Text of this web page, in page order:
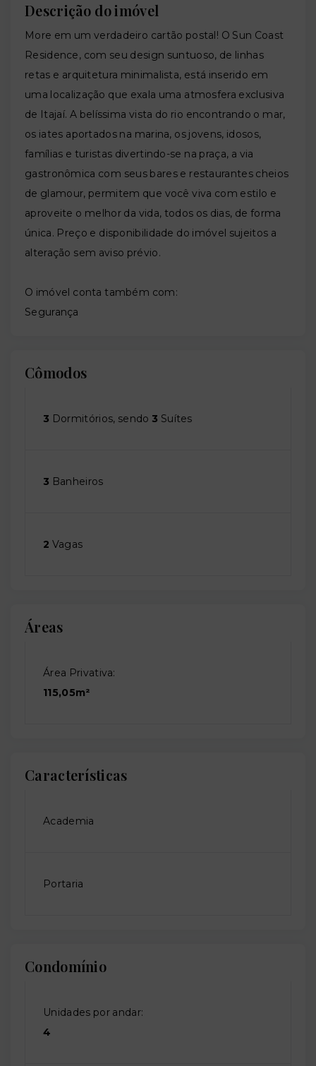
Descrição do imóvel
More em um verdadeiro cartão postal! O Sun Coast
Residence, com seu design suntuoso, de linhas
retas e arquitetura minimalista, está inserido em
uma localização que exala uma atmosfera exclusiva
de Itajaí. A belíssima vista do rio encontrando o mar,
os iates aportados na marina, os jovens, idosos,
famílias e turistas divertindo-se na praça, a via
gastronômica com seus bares e restaurantes cheios
de glamour, permitem que você viva com estilo e
aproveite o melhor da vida, todos os dias, de forma
única. Preço e disponibilidade do imóvel sujeitos a
alteração sem aviso prévio.
O imóvel conta também com:
Segurança
Cômodos
3 Dormitórios, sendo 3 Suítes
3 Banheiros
2 Vagas
Áreas
Área Privativa:
115,05m²
Características
Academia
Portaria
Condomínio
Unidades por andar:
4